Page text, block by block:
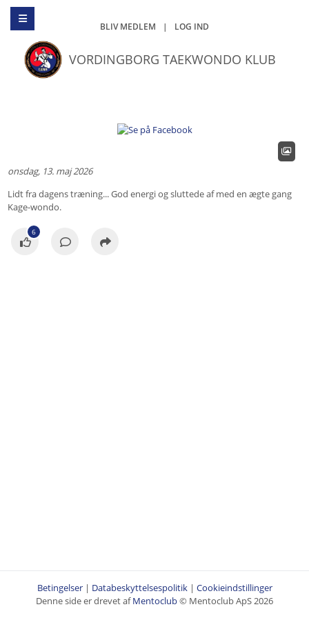
BLIV MEDLEM | LOG IND
VORDINGBORG TAEKWONDO KLUB
onsdag, 13. maj 2026
Lidt fra dagens træning... God energi og sluttede af med en ægte gang
Kage-wondo.
6
Betingelser | Databeskyttelsespolitik | Cookieindstillinger
Denne side er drevet afMentoclub© Mentoclub ApS 2026